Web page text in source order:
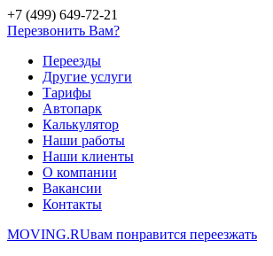
+7 (499) 649-72-21
Перезвонить Вам?
Переезды
Другие услуги
Тарифы
Автопарк
Калькулятор
Наши работы
Наши клиенты
О компании
Вакансии
Контакты
MOVING.RUвам понравится переезжать